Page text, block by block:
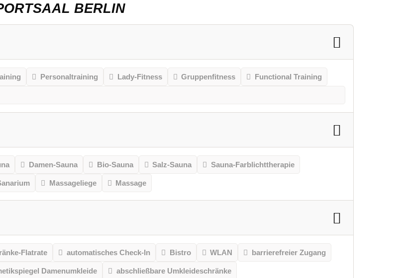
BERLIN
Personaltraining Lady-Fitness Gruppenfitness Functional Training
Damen-Sauna Bio-Sauna Salz-Sauna Sauna-Farblichttherapie
Massageliege Massage
Flatrate automatisches Check-In Bistro WLAN barrierefreier Zugang
Damenumkleide abschließbare Umkleideschränke